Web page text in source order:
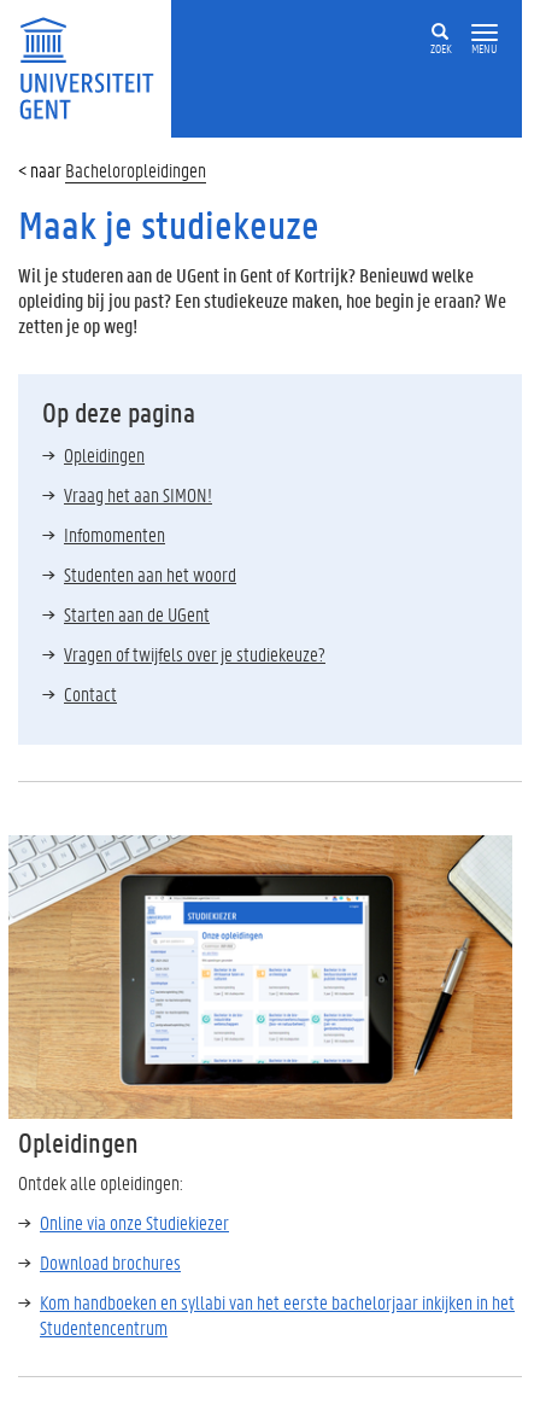
ZOEK MENU
Bacheloropleidingen
Maak je studiekeuze
Wil je studeren aan de UGent in Gent of Kortrijk? Benieuwd welke
opleiding bij jou past? Een studiekeuze maken, hoe begin je eraan? We
zetten je op weg!
Op deze pagina
Opleidingen
Vraag het aan SIMON!
Infomomenten
Studenten aan het woord
Starten aan de UGent
Vragen of twijfels over je studiekeuze?
Contact
Opleidingen
Ontdek alle opleidingen:
Online via onze Studiekiezer
Download brochures
Kom handboeken en syllabi van het eerste bachelorjaar inkijken in het
Studentencentrum